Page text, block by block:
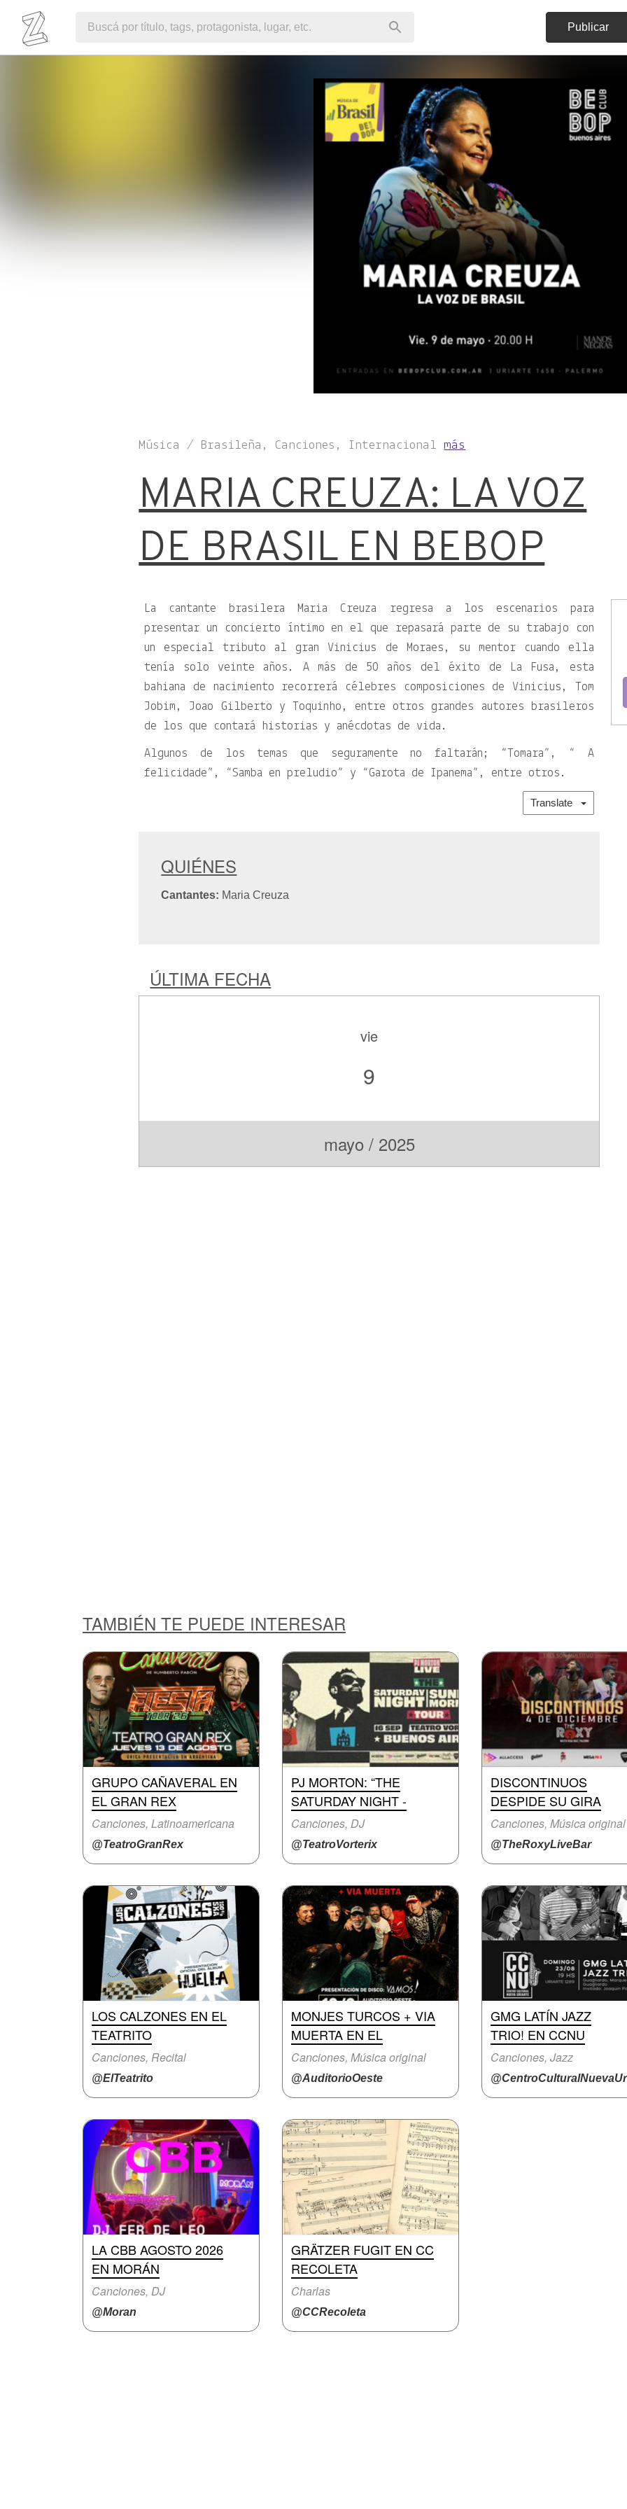
Publicar
Música / Brasileña, Canciones, Internacionalmás
MARIA CREUZA: LA VOZ
DE BRASIL EN BEBOP
La cantante brasilera Maria Creuza regresa a los escenarios para
presentar un concierto íntimo en el que repasará parte de su trabajo con
un especial tributo al gran Vinicius de Moraes, su mentor cuando ella
tenía solo veinte años. A más de 50 años del éxito de La Fusa, esta
bahiana de nacimiento recorrerá célebres composiciones de Vinicius, Tom
Jobim, Joao Gilberto y Toquinho, entre otros grandes autores brasileros
de los que contará historias y anécdotas de vida.
Algunos de los temas que seguramente no faltarán; “Tomara”, “ A
felicidade”, “Samba en preludio” y “Garota de Ipanema”, entre otros.
Translate
QUIÉNES
Cantantes: Maria Creuza
ÚLTIMA FECHA
vie
9
mayo / 2025
TAMBIÉN TE PUEDE INTERESAR
GRUPO CAÑAVERAL EN
EL GRAN REX
Canciones, Latinoamericana
@TeatroGranRex
PJ MORTON: “THE
SATURDAY NIGHT -
Canciones, DJ
@TeatroVorterix
DISCONTINUOS
DESPIDE SU GIRA
Canciones, Música original
@TheRoxyLiveBar
LOS CALZONES EN EL
TEATRITO
Canciones, Recital
@ElTeatrito
MONJES TURCOS + VIA
MUERTA EN EL
Canciones, Música original
@AuditorioOeste
GMG LATÍN JAZZ
TRIO! EN CCNU
Canciones, Jazz
LA CBB AGOSTO 2026
EN MORÁN
Canciones, DJ
@Moran
GRÄTZER FUGIT EN CC
RECOLETA
Charlas
@CCRecoleta